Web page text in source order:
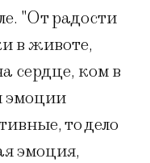
"От радости
в животе,
сердце, ком в
эмоции
то дело
эмоция,